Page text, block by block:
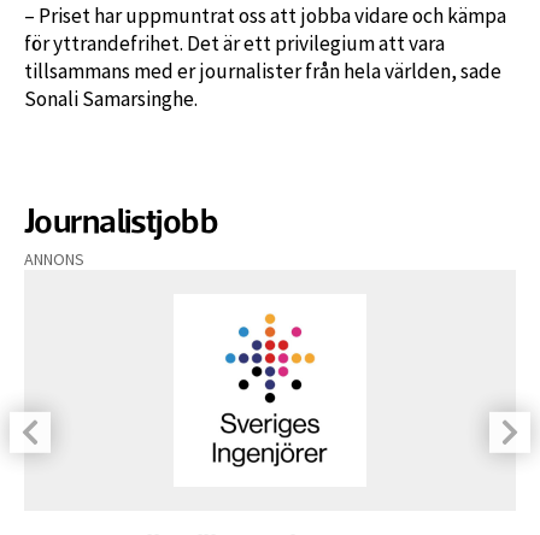
– Priset har uppmuntrat oss att jobba vidare och kämpa
för yttrandefrihet. Det är ett privilegium att vara
tillsammans med er journalister från hela världen, sade
Sonali Samarsinghe.
Journalistjobb
ANNONS